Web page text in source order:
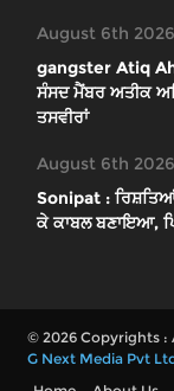
August 6th 2026
gangster Atiq
ਸੰਸਦ ਮੈਂਬਰ ਅਤੀਕ
ਤਸਵੀਰਾਂ
August 6th 2026
Sonipat : ਰਿਸ਼ਤਿਆਂ
ਕੇ ਕਾਬਲ ਬਣਾਇਆ,
© 2026 Copyrights :
G Next Media Pvt